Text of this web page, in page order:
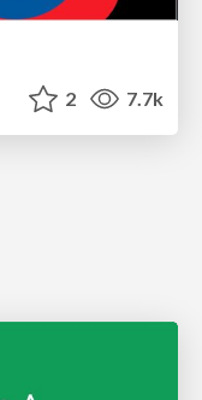
2 7.7k